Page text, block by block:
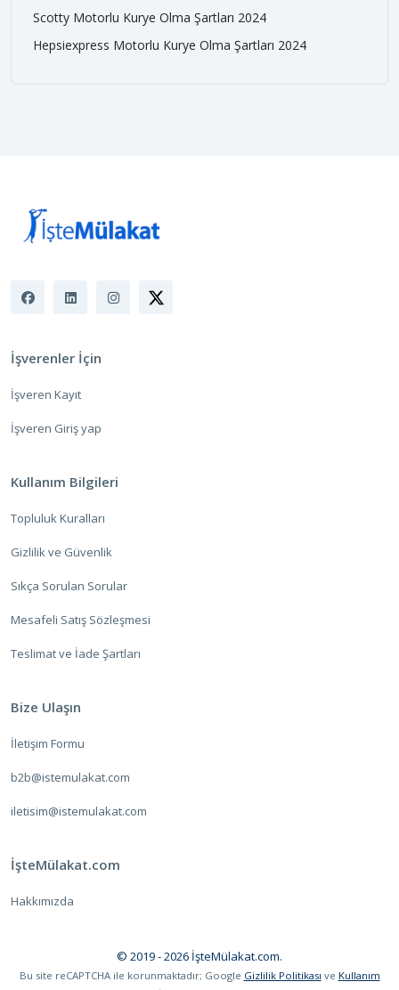
Scotty Motorlu Kurye Olma Şartları 2024
Hepsiexpress Motorlu Kurye Olma Şartları 2024
İşverenler İçin
İşveren Kayıt
İşveren Giriş yap
Kullanım Bilgileri
Topluluk Kuralları
Gizlilik ve Güvenlik
Sıkça Sorulan Sorular
Mesafeli Satış Sözleşmesi
Teslimat ve İade Şartları
Bize Ulaşın
İletişim Formu
b2b@istemulakat.com
iletisim@istemulakat.com
İşteMülakat.com
Hakkımızda
© 2019 - 2026 İşteMülakat.com.
Bu site reCAPTCHA ile korunmaktadır; Google Gizlilik Politikası ve Kullanım